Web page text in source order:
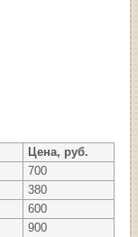
Цена, руб.
700
380
600
900